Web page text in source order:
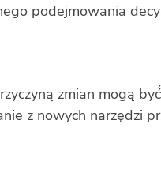
podejmowania
zmian mogą̨
z nowych narzędzi